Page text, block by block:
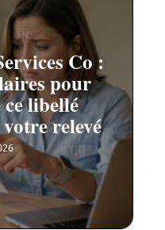
Co :
pour
libellé
relevé